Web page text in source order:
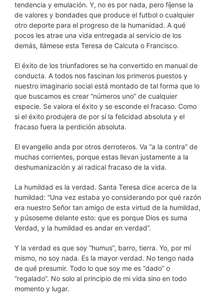
tendencia y emulación. Y, no es por nada, pero fíjense la
de valores y bondades que produce el futbol o cualquier
otro deporte para el progreso de la humanidad. A qué
pocos les atrae una vida entregada al servicio de los
demás, llámese esta Teresa de Calcuta o Francisco.
El éxito de los triunfadores se ha convertido en manual de
conducta. A todos nos fascinan los primeros puestos y
nuestro imaginario social está montado de tal forma que lo
que buscamos es crear “números uno” de cualquier
especie. Se valora el éxito y se esconde el fracaso. Como
si el éxito produjera de por sí la felicidad absoluta y el
fracaso fuera la perdición absoluta.
El evangelio anda por otros derroteros. Va “a la contra” de
muchas corrientes, porque estas llevan justamente a la
deshumanización y al radical fracaso de la vida.
La humildad es la verdad. Santa Teresa dice acerca de la
humildad: “Una vez estaba yo considerando por qué razón
era nuestro Señor tan amigo de esta virtud de la humildad,
y púsoseme delante esto: que es porque Dios es suma
Verdad, y la humildad es andar en verdad”.
Y la verdad es que soy “humus”, barro, tierra. Yo, por mí
mismo, no soy nada. Es la mayor verdad. No tengo nada
de qué presumir. Todo lo que soy me es “dado” o
“regalado”. No solo al principio de mi vida sino en todo
momento y lugar.